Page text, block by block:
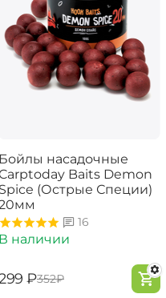
Бойлы насадочные
Baits Demon
Spice (Острые Специи)
16
В наличии
₽‍352‍₽